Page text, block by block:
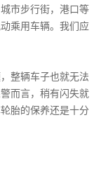
市步行街，港口等
乘用车辆。我们应
整辆车子也就无法
而言，稍有闪失就
胎的保养还是十分